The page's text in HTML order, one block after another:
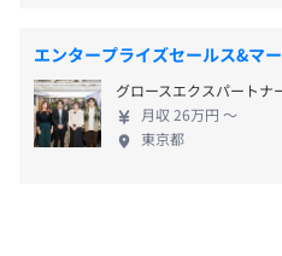
モニタはエンジニアには標準
ードやマウスについては、自
できます。
給与改定あり：年1回（3月）
成長する文化です。
メンター制度の有無
あり
キャリアコンサルティング
エンタープライズセールス&マ
グロースエクスパートナ
月収 26万円 〜
東京都